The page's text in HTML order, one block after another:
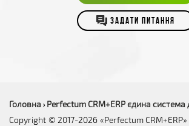
ЗАДАТИ ПИТАННЯ
Головна › Perfectum CRM+ERP єдина система
Copyright © 2017-2026 «Perfectum